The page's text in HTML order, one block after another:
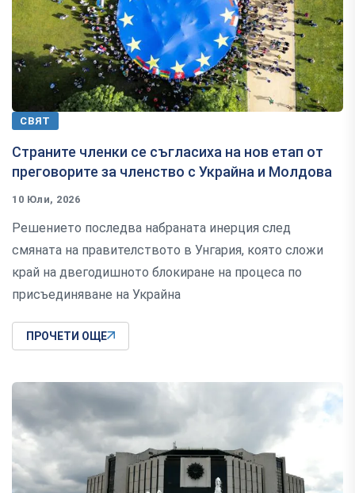
СВЯТ
Страните членки се съгласиха на нов етап от
преговорите за членство с Украйна и Молдова
10 Юли, 2026
Решението последва набраната инерция след
смяната на правителството в Унгария, която сложи
край на двегодишното блокиране на процеса по
присъединяване на Украйна
ПРОЧЕТИ ОЩЕ